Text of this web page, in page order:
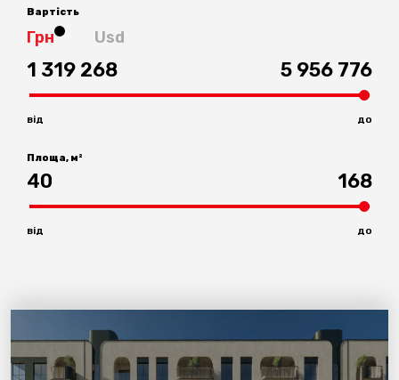
Вартість
Грн Usd
1 319 268 5 956 776
від до
Площа, м²
40 168
від до